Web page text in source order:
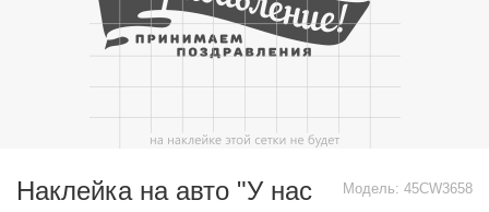
Модель: 45CW3658
Наклейка на авто "У нас